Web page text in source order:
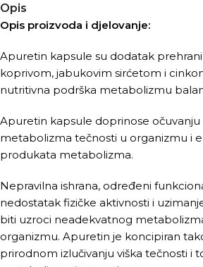
Opis
Opis proizvoda i djelovanje:
Apuretin kapsule su dodatak
koprivom, jabukovim sirćetom i
nutritivna podrška metabolizmu
Apuretin kapsule doprinose očuvanju
metabolizma tečnosti u organizmu i
produkata metabolizma.
Nepravilna ishrana, određeni
nedostatak fizičke aktivnosti i
biti uzroci neadekvatnog
organizmu. Apuretin je koncipiran
prirodnom izlučivanju viška tečnosti i